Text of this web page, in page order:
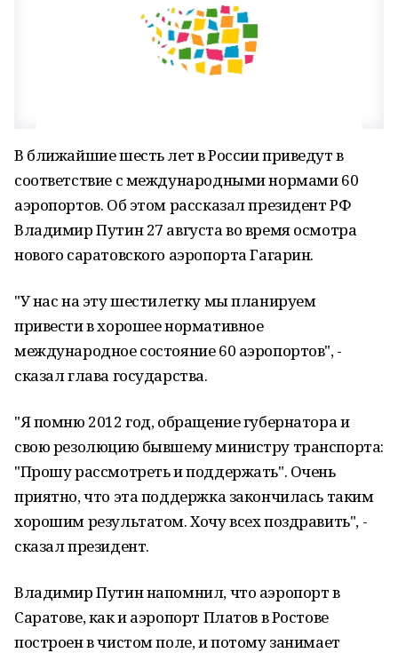
В ближайшие шесть лет в России приведут в
соответствие с международными нормами 60
аэропортов. Об этом рассказал президент РФ
Владимир Путин 27 августа во время осмотра
нового саратовского аэропорта Гагарин.
"У нас на эту шестилетку мы планируем
привести в хорошее нормативное
международное состояние 60 аэропортов", -
сказал глава государства.
"Я помню 2012 год, обращение губернатора и
свою резолюцию бывшему министру транспорта:
"Прошу рассмотреть и поддержать". Очень
приятно, что эта поддержка закончилась таким
хорошим результатом. Хочу всех поздравить", -
сказал президент.
Владимир Путин напомнил, что аэропорт в
Саратове, как и аэропорт Платов в Ростове
построен в чистом поле, и потому занимает